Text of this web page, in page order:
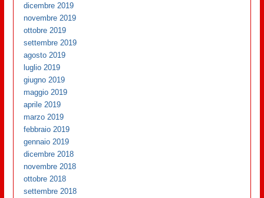
dicembre 2019
novembre 2019
ottobre 2019
settembre 2019
agosto 2019
luglio 2019
giugno 2019
maggio 2019
aprile 2019
marzo 2019
febbraio 2019
gennaio 2019
dicembre 2018
novembre 2018
ottobre 2018
settembre 2018